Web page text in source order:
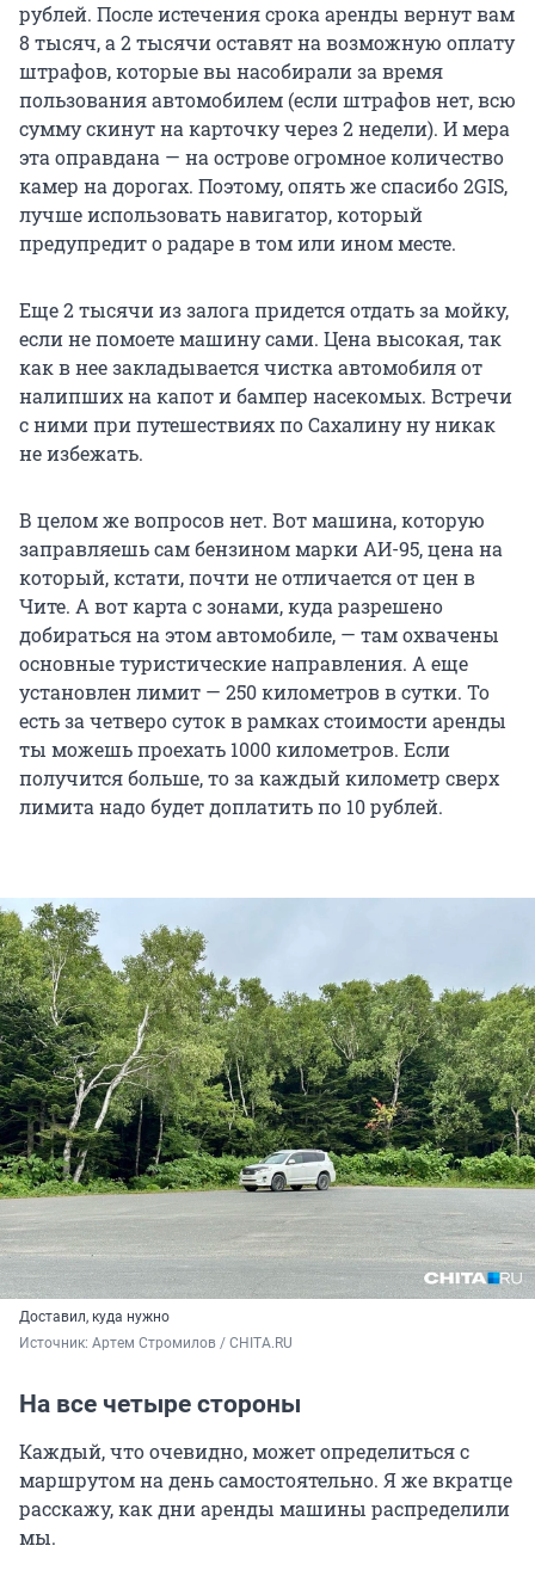
рублей. После истечения срока аренды вернут вам
8 тысяч, а 2 тысячи оставят на возможную оплату
штрафов, которые вы насобирали за время
пользования автомобилем (если штрафов нет, всю
сумму скинут на карточку через 2 недели). И мера
эта оправдана — на острове огромное количество
камер на дорогах. Поэтому, опять же спасибо 2GIS,
лучше использовать навигатор, который
предупредит о радаре в том или ином месте.
Еще 2 тысячи из залога придется отдать за мойку,
если не помоете машину сами. Цена высокая, так
как в нее закладывается чистка автомобиля от
налипших на капот и бампер насекомых. Встречи
с ними при путешествиях по Сахалину ну никак
не избежать.
В целом же вопросов нет. Вот машина, которую
заправляешь сам бензином марки АИ-95, цена на
который, кстати, почти не отличается от цен в
Чите. А вот карта с зонами, куда разрешено
добираться на этом автомобиле, — там охвачены
основные туристические направления. А еще
установлен лимит — 250 километров в сутки. То
есть за четверо суток в рамках стоимости аренды
ты можешь проехать 1000 километров. Если
получится больше, то за каждый километр сверх
лимита надо будет доплатить по 10 рублей.
Доставил, куда нужно
Источник: Артем Стромилов / CHITA.RU
На все четыре стороны
Каждый, что очевидно, может определиться с
маршрутом на день самостоятельно. Я же вкратце
расскажу, как дни аренды машины распределили
мы.